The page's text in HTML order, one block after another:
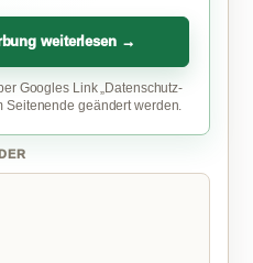
weiterlesen →
Googles Link „Datenschutz-
Seitenende geändert werden.